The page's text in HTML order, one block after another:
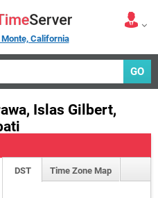
Monte, California
GO
Islas Gilbert,
DST Time Zone Map